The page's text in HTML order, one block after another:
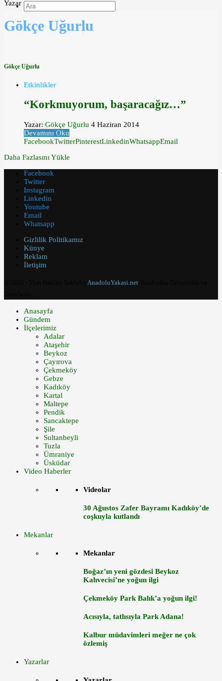
Yazar
Gökçe Uğurlu
Gökçe Uğurlu
Etkinlikler
“Korkmuyorum, başaracağız…”
Yazar: Gökçe Uğurlu 4 Haziran 2014
Devamını Oku
FacebookTwitterPinterestLinkedinWhatsappEmail
Daha Fazlasını Yükle
Facebook
Twitter
Instagram
Linkedin
Youtube
Email
Whatsapp
Gizlilik Politikamız
Künye
Reklam
İletişim
AnadoluYakasi.net
Anasayfa
Gündem
İlçelerimiz
Adalar
Ataşehir
Beykoz
Çayırova
Çekmeköy
Gebze
Kadıköy
Kartal
Maltepe
Pendik
Sancaktepe
Şile
Sultanbeyli
Tuzla
Ümraniye
Üsküdar
Video Haberler
Videolar
30 Ağustos Zafer Bayramı Kadıköy’de
coşkuyla kutlandı
Mekanlar
Mekanlar
Boğaz’ın yeni gözdesi Beykoz
Kahvecisi’ne yoğun ilgi
Çekmeköy Park Balık’a yoğun ilgi!
Acısıyla, tatlısıyla Park Adana!
Kalbur müdavimleri meğer ne çok
özlemiş
Yazarlar